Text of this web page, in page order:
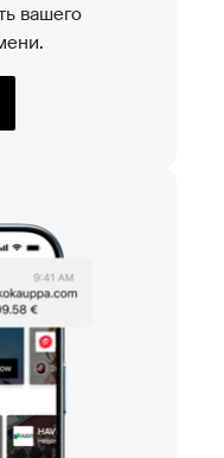
вашего